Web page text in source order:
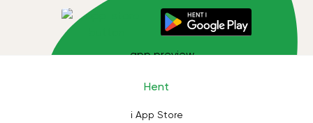
Hent
i App Store